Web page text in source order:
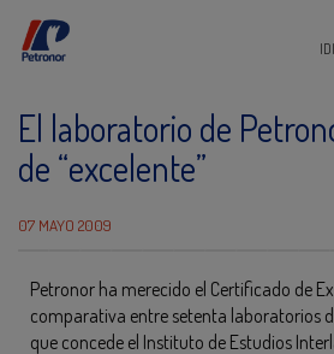
El laboratorio de
de “excelente”
07 MAYO 2009
Petronor ha merecido el Certificado de
comparativa entre setenta laboratorios
que concede el Instituto de Estudios